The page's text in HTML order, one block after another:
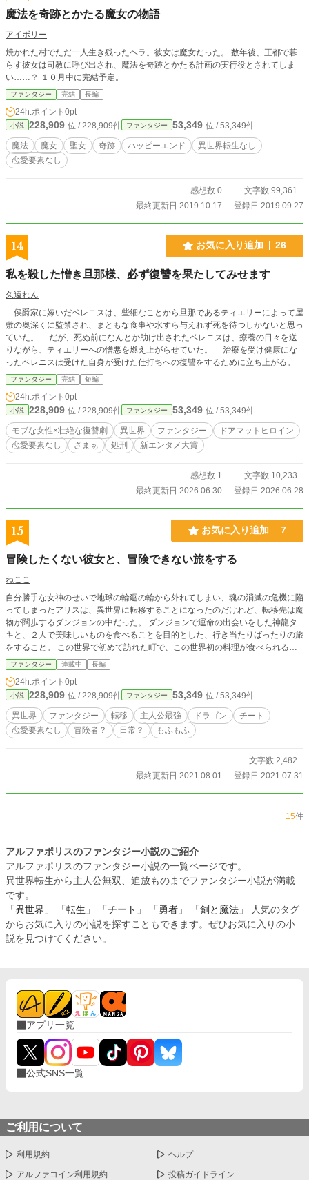
魔法を奇跡とかたる魔女の物語
アイボリー
焼かれた村でただ一人生き残ったヘラ。彼女は魔女だった。 数年後、王都で暮
らす彼女は司教に呼び出され、魔法を奇跡とかたる計画の実行役とされてしま
い……？ １０月中に完結予定。
ファンタジー 完結 長編
24h.ポイント 0pt
小説 228,909 位 / 228,909件 ファンタジー 53,349 位 / 53,349件
魔法 魔女 聖女 奇跡 ハッピーエンド
異世界転生なし
恋愛要素なし
感想数 0
文字数 99,361
最終更新日 2019.10.17
登録日 2019.09.27
14 お気に入り追加 26
私を殺した憎き旦那様、必ず復讐を果たしてみせます
久遠れん
侯爵家に嫁いだベレニスは、些細なことから旦那であるティエリーによって屋
敷の奥深くに監禁され、まともな食事や水すら与えれず死を待つしかないと思っ
ていた。 だが、死ぬ前になんとか助け出されたベレニスは、療養の日々を送
りながら、ティエリーへの憎悪を燃え上がらせていた。 治療を受け健康にな
ったベレニスは受けた自身が受けた仕打ちへの復讐をするために立ち上がる。
ファンタジー 完結 短編
24h.ポイント 0pt
小説 228,909 位 / 228,909件 ファンタジー 53,349 位 / 53,349件
モブな女性×壮絶な復讐劇 異世界 ファンタジー
ドアマットヒロイン
恋愛要素なし
ざまぁ 処刑 新エンタメ大賞
感想数 1
文字数 10,233
最終更新日 2026.06.30
登録日 2026.06.28
15 お気に入り追加 7
冒険したくない彼女と、冒険できない旅をする
ねここ
自分勝手な女神のせいで地球の輪廻の輪から外れてしまい、魂の消滅の危機に陥
ってしまったアリスは、異世界に転移することになったのだけれど、転移先は魔
物が闊歩するダンジョンの中だった。 ダンジョンで運命の出会いをした神龍タ
キと、２人で美味しいものを食べることを目的とした、行き当たりばったりの旅
をすること。 この世界で初めて訪れた町で、この世界初の料理が食べられると
わくわくしていたアリスと、１０００年ぶりの温かい食事に胸膨らませるタキだ
ったが、最初に訪れた冒険者ギルドでトラブルに巻き込まれてしまい・・・ た
だいま、再編中です <(_ _)>
ファンタジー 連載中 長編
24h.ポイント 0pt
小説 228,909 位 / 228,909件 ファンタジー 53,349 位 / 53,349件
異世界 ファンタジー 転移 主人公最強 ドラゴン
チート
恋愛要素なし
冒険者？ 日常？ もふもふ
文字数 2,482
最終更新日 2021.08.01
登録日 2021.07.31
15件
アルファポリスのファンタジー小説のご紹介
アルファポリスのファンタジー小説の一覧ページです。
異世界転生から主人公無双、追放ものまでファンタジー小説が満載
です。
「 異世界 」 「 転生 」 「 チート 」 「 勇者 」 「 剣と魔法 」 人気のタグ
からお気に入りの小説を探すこともできます。ぜひお気に入りの小
説を見つけてください。
アプリ一覧
公式SNS一覧
ご利用について
利用規約 ヘルプ
アルファコイン利用規約 投稿ガイドライン